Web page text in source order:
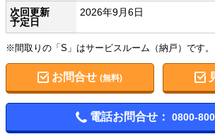
次回更新
予定日
2026年9月6日
※間取りの「S」はサービスルーム（納戸）です。
お問合せ (無料)
電話お問合せ： 0800-